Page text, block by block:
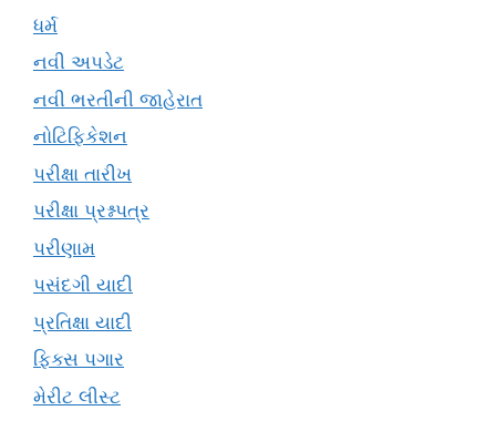
ધર્મ
નવી અપડેટ
નવી ભરતીની જાહેરાત
નોટિફિકેશન
પરીક્ષા તારીખ
પરીક્ષા પ્રશ્નપત્ર
પરીણામ
પસંદગી યાદી
પ્રતિક્ષા યાદી
ફિક્સ પગાર
મેરીટ લીસ્ટ